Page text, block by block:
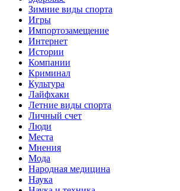
Зимние виды спорта
Игры
Импортозамещение
Интернет
Истории
Компании
Криминал
Культура
Лайфхаки
Летние виды спорта
Личный счет
Люди
Места
Мнения
Мода
Народная медицина
Наука